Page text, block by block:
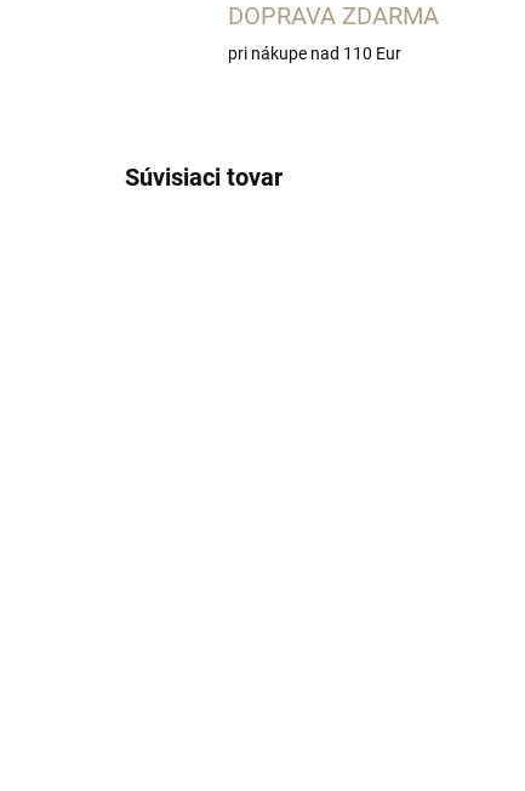
DOPRAVA ZDARMA
pri nákupe nad 110 Eur
Súvisiaci tovar